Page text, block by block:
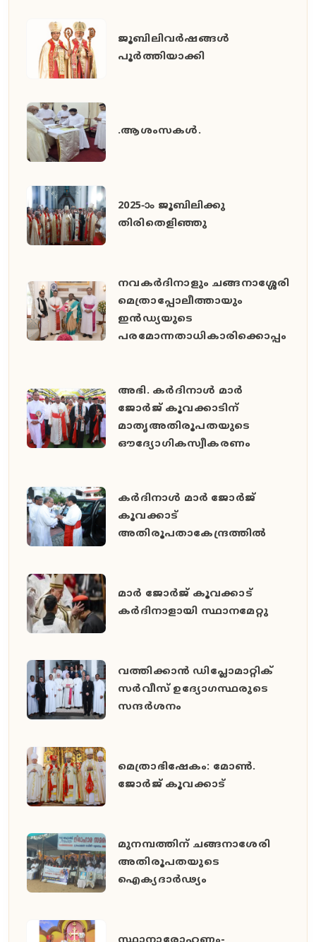
ജൂബിലിവർഷങ്ങൾ
പൂർത്തിയാക്കി
.ആശംസകൾ.
2025-ാം ജൂബിലിക്കു
തിരിതെളിഞ്ഞു
നവകർദിനാളും ചങ്ങനാശ്ശേരി
മെത്രാപ്പോലീത്തായും
ഇൻഡ്യയുടെ
പരമോന്നതാധികാരിക്കൊപ്പം
അഭി. കർദിനാൾ മാർ
ജോർജ് കൂവക്കാടിന്
മാതൃഅതിരൂപതയുടെ
ഔദ്യോഗികസ്വീകരണം
കർദിനാൾ മാർ ജോർജ്
കൂവക്കാട്
അതിരൂപതാകേന്ദ്രത്തിൽ
മാർ ജോർജ് കൂവക്കാട്
കർദിനാളായി സ്ഥാനമേറ്റു
വത്തിക്കാൻ ഡിപ്ലോമാറ്റിക്
സർവീസ് ഉദ്യോഗസ്ഥരുടെ
സന്ദർശനം
മെത്രാഭിഷേകം: മോൺ.
ജോർജ് കൂവക്കാട്
മുനമ്പത്തിന് ചങ്ങനാശേരി
അതിരൂപതയുടെ
ഐക്യദാർഢ്യം